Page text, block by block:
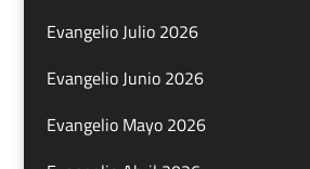
Evangelio Julio 2026
Evangelio Junio 2026
Evangelio Mayo 2026